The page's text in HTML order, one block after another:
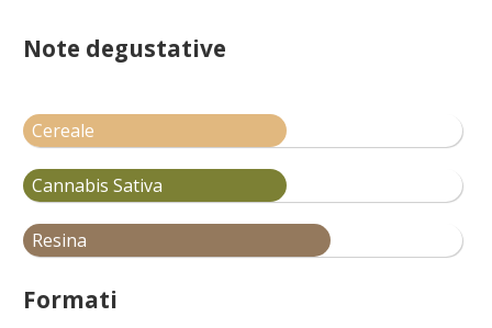
Note degustative
Cereale
Cannabis Sativa
Resina
Formati